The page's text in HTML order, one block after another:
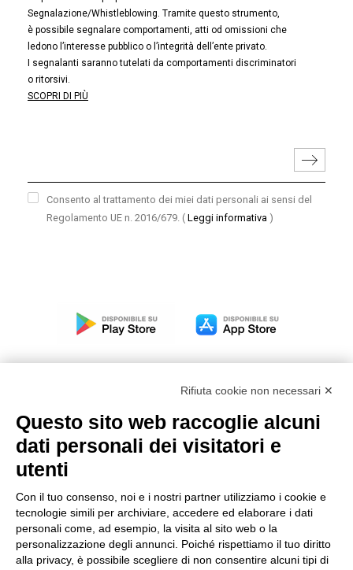
Segnalazione/Whistleblowing. Tramite questo strumento,
è possibile segnalare comportamenti, atti od omissioni che
ledono l’interesse pubblico o l’integrità dell’ente privato.
I segnalanti saranno tutelati da comportamenti discriminatori
o ritorsivi.
SCOPRI DI PIÙ
Consento al trattamento dei miei dati personali ai sensi del
Regolamento UE n. 2016/679. ( Leggi informativa )
Modello organizzativo, gestione e controllo – D. lgs.
231/2001
Condizioni generali di vendita DKC Power Solutions
Condizioni generali di acquisto
Codice etico
Rifiuta cookie non necessari ✕
Questo sito web raccoglie alcuni
dati personali dei visitatori e
utenti
Con il tuo consenso, noi e i nostri partner utilizziamo i cookie e
tecnologie simili per archiviare, accedere ed elaborare i dati
personali come, ad esempio, la visita al sito web o la
personalizzazione degli annunci. Poiché rispettiamo il tuo diritto
alla privacy, è possibile scegliere di non consentire alcuni tipi di